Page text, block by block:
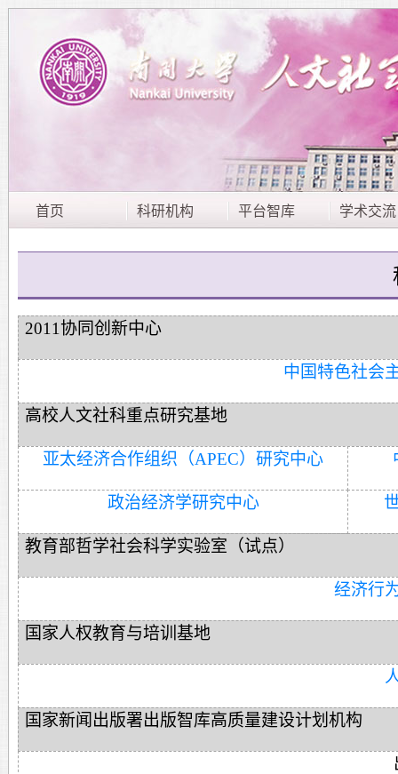
首页 科研机构 平台智库 学术交流
2011协同创新中心
中国特色社会
高校人文社科重点研究基地
亚太经济合作组织（APEC）研究中心
政治经济学研究中心
教育部哲学社会科学实验室（试点）
经济行
国家人权教育与培训基地
国家新闻出版署出版智库高质量建设计划机构